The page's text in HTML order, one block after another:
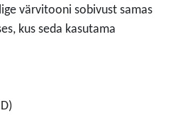
värvitooni sobivust samas
kus seda kasutama